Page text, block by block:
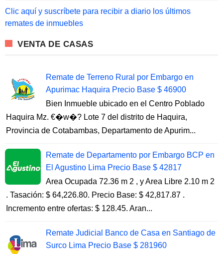
o
:
Clic aquí y suscríbete para recibir a diario los últimos
remates de inmuebles
VENTA DE CASAS
Remate de Terreno Rural por Embargo en
Apurimac Haquira Precio Base $ 46900
Bien Inmueble ubicado en el Centro Poblado
Haquira Mz. €�w�? Lote 7 del distrito de Haquira,
Provincia de Cotabambas, Departamento de Apurim...
Remate de Departamento por Embargo BCP en
El Agustino Lima Precio Base $ 42817
Area Ocupada 72.36 m 2 , y Area Libre 2.10 m 2
. Tasación: $ 64,226.80. Precio Base: $ 42,817.87 .
Incremento entre ofertas: $ 128.45. Aran...
Remate Judicial Banco de Casa en Santiago de
Surco Lima Precio Base $ 281960